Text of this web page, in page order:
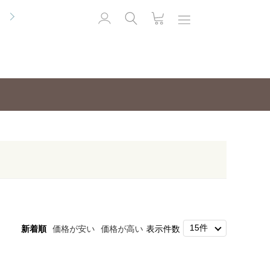
新着順 価格が安い 価格が高い 表示件数